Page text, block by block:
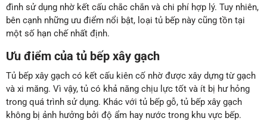
đình sử dụng nhờ kết cấu chắc chắn và chi phí hợp lý. Tuy nhiên,
bên cạnh những ưu điểm nổi bật, loại tủ bếp này cũng tồn tại
một số hạn chế nhất định.
Ưu điểm của tủ bếp xây gạch
Tủ bếp xây gạch có kết cấu kiên cố nhờ được xây dựng từ gạch
và xi măng. Vì vậy, tủ có khả năng chịu lực tốt và ít bị hư hỏng
trong quá trình sử dụng. Khác với tủ bếp gỗ, tủ bếp xây gạch
không bị ảnh hưởng bởi độ ẩm hay nước trong khu vực bếp.